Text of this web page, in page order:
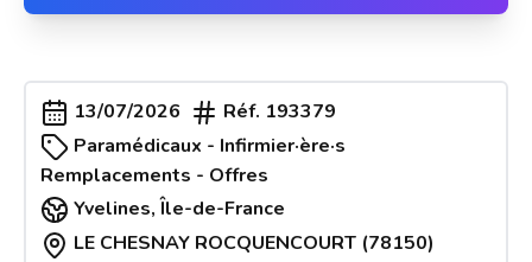
13/07/2026 Réf. 193379
Paramédicaux - Infirmier·ère·s
Remplacements - Offres
Yvelines,Île-de-France
LE CHESNAY ROCQUENCOURT (78150)